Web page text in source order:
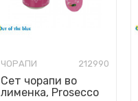
ЧОРАПИ 212990
Сет чорапи во
лименка, Prosecco